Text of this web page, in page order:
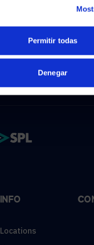
Permitir todas
DenegarHELP
INFO
Locations
NO, STAY ON THIS SITE